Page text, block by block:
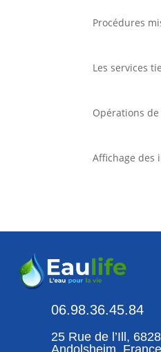
Procédures
Les services
Opérations
Affichage des
06.98.36.45.84
25 Rue de l’Ill,
Andolsheim, France